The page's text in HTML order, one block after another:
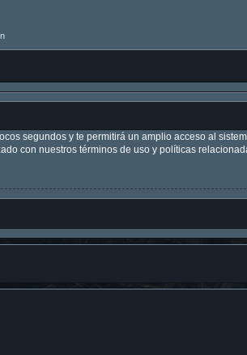
segundos y te permitirá un amplio acceso al
con nuestros términos de uso y políticas